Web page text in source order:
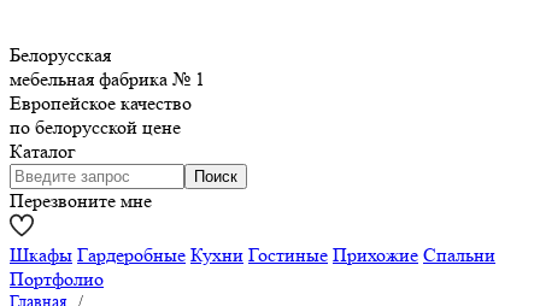
Белорусская
мебельная фабрика № 1
Европейское качество
по белорусской цене
Каталог
Перезвоните мне
Шкафы Гардеробные Кухни Гостиные Прихожие Спальни
Портфолио
Главная /